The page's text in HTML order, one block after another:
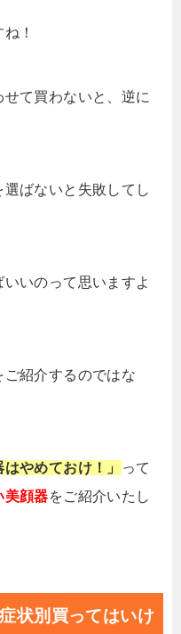
！
て買わないと、逆に
ばないと失敗してし
いのって思いますよ
紹介するのではな
やめておけ！」
って
美顔器をご紹介いたし
状別買ってはいけ